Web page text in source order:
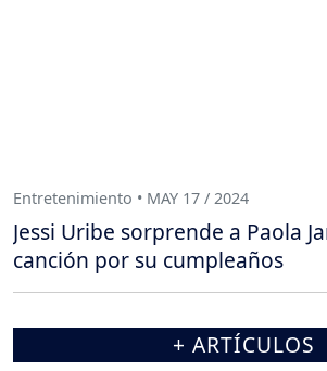
Entretenimiento • MAY 17 / 2024
Jessi Uribe sorprende a Paola
canción por su cumpleaños
+ ARTÍCULOS